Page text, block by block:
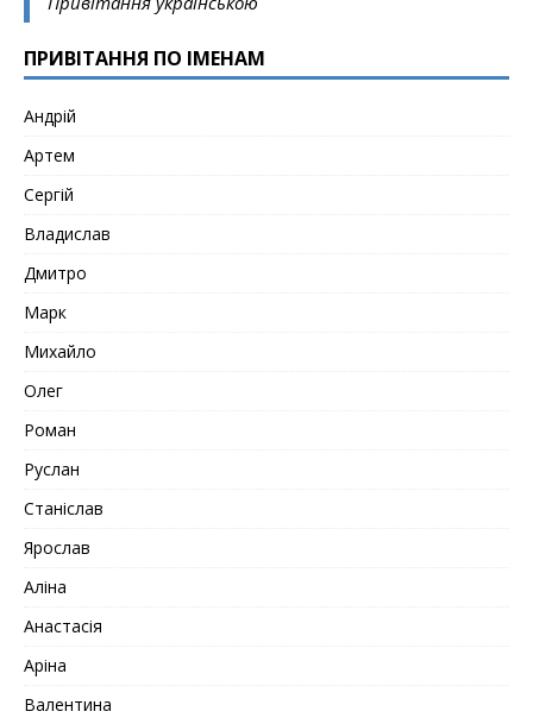
ПРИВІТАННЯ ПО ІМЕНАМ
Андрій
Артем
Сергій
Владислав
Дмитро
Марк
Михайло
Олег
Роман
Руслан
Станіслав
Ярослав
Аліна
Анастасія
Аріна
Валентина